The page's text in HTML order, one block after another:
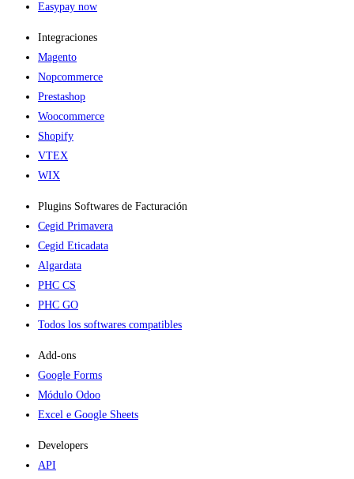
Easypay now
Integraciones
Magento
Nopcommerce
Prestashop
Woocommerce
Shopify
VTEX
WIX
Plugins Softwares de Facturación
Cegid Primavera
Cegid Eticadata
Algardata
PHC CS
PHC GO
Todos los softwares compatibles
Add-ons​
Google Forms
Módulo Odoo
Excel e Google Sheets
Developers
API